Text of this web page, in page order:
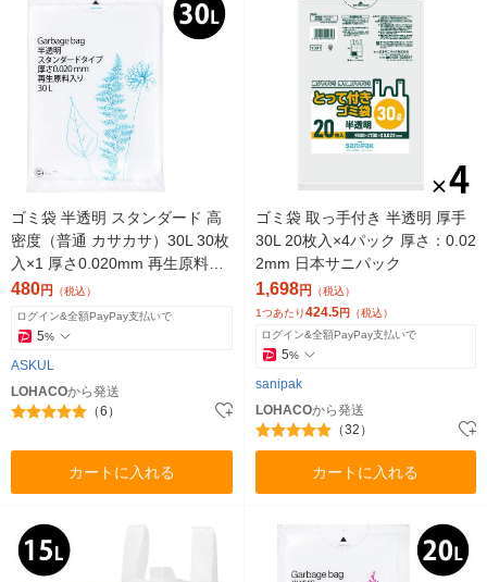
ゴミ袋 半透明 スタンダード 高
密度（普通 カサカサ）30L 30枚
入×1 厚さ0.020mm 再生原料4
480円 （税込）
ログイン&全額PayPay支払いで
5%
ASKUL
LOHACOから発送
（6）
カートに入れる
ゴミ袋 取っ手付き 半透明 厚手
30L 20枚入×4パック 厚さ：0.02
2mm 日本サニパック
1,698円
（税込）
1つあたり424.5円 （税込）
ログイン&全額PayPay支払いで
5%
sanipak
LOHACOから発送
（32）
カートに入れる